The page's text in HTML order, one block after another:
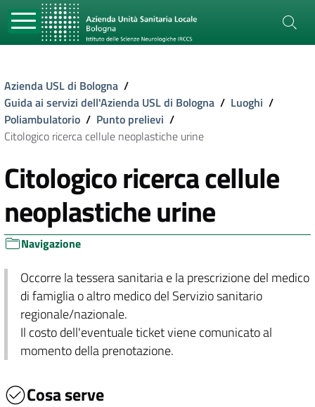
Azienda USL di Bologna /
Guida ai servizi dell'Azienda USL di Bologna / Luoghi /
Poliambulatorio / Punto prelievi /
Citologico ricerca cellule neoplastiche urine
Citologico ricerca cellule
neoplastiche urine
Navigazione
Occorre la tessera sanitaria e la prescrizione del medico
di famiglia o altro medico del Servizio sanitario
regionale/nazionale.
Il costo dell'eventuale ticket viene comunicato al
momento della prenotazione.
Cosa serve